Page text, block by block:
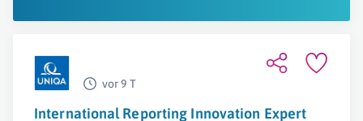
vor 9 T
International Reporting Innovation Expert